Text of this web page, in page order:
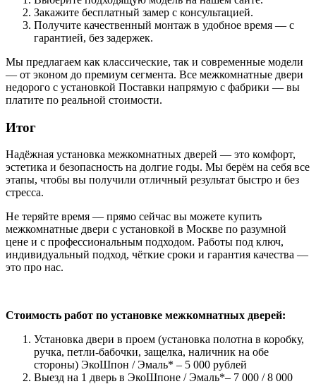
Закажите бесплатный замер с консультацией.
Получите качественный монтаж в удобное время — с
гарантией, без задержек.
Мы предлагаем как классические, так и современные модели
— от эконом до премиум сегмента. Все межкомнатные двери
недорого с установкой Поставки напрямую с фабрики — вы
платите по реальной стоимости.
Итог
Надёжная установка межкомнатных дверей — это комфорт,
эстетика и безопасность на долгие годы. Мы берём на себя все
этапы, чтобы вы получили отличный результат быстро и без
стресса.
Не теряйте время — прямо сейчас вы можете купить
межкомнатные двери с установкой в Москве по разумной
цене и с профессиональным подходом. Работы под ключ,
индивидуальный подход, чёткие сроки и гарантия качества —
это про нас.
Стоимость работ по установке межкомнатных дверей:
Установка двери в проем (установка полотна в коробку,
ручка, петли-бабочки, защелка, наличник на обе
стороны) ЭкоШпон / Эмаль* – 5 000 рублей
Выезд на 1 дверь в ЭкоШпоне / Эмаль*– 7 000 / 8 000